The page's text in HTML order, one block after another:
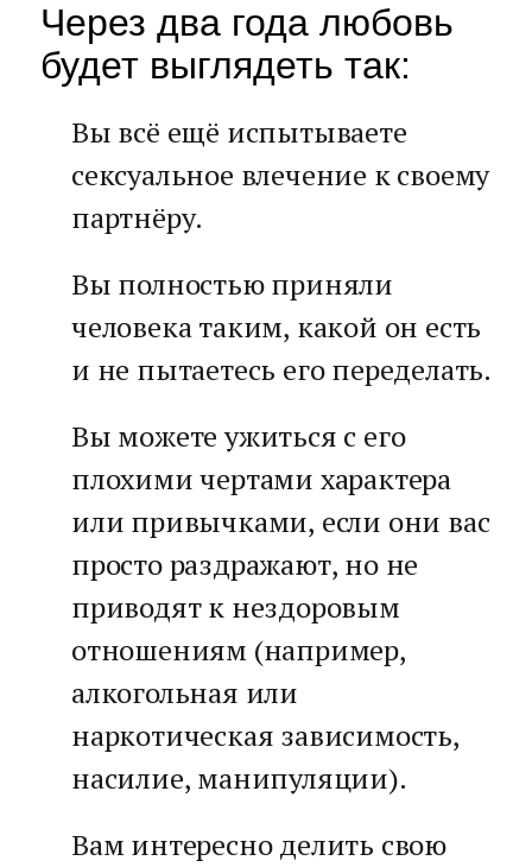
Через два года любовь
будет выглядеть так:
Вы всё ещё испытываете
сексуальное влечение к своему
партнёру.
Вы полностью приняли
человека таким, какой он есть
и не пытаетесь его переделать.
Вы можете ужиться с его
плохими чертами характера
или привычками, если они вас
просто раздражают, но не
приводят к нездоровым
отношениям (например,
алкогольная или
наркотическая зависимость,
насилие, манипуляции).
Вам интересно делить свою